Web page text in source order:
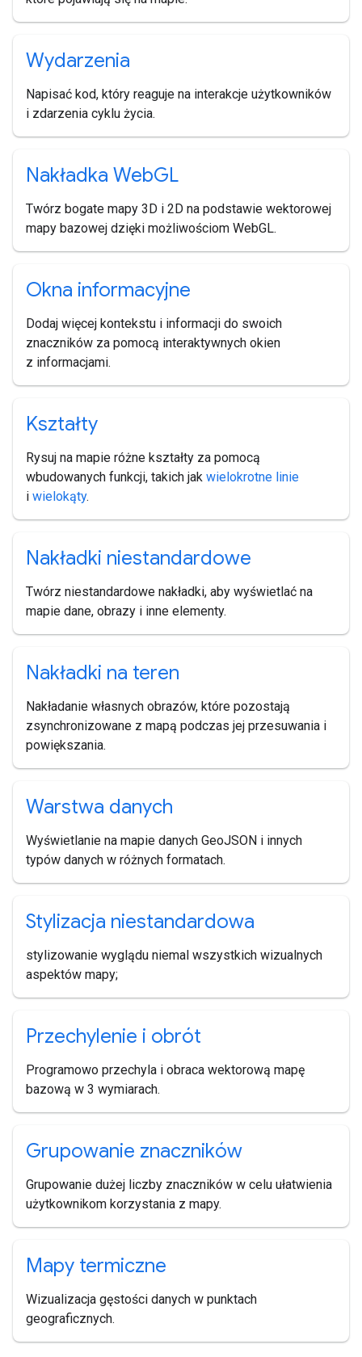
Wydarzenia
Napisać kod, który reaguje na interakcje użytkowników
i zdarzenia cyklu życia.
Nakładka WebGL
Twórz bogate mapy 3D i 2D na podstawie wektorowej
mapy bazowej dzięki możliwościom WebGL.
Okna informacyjne
Dodaj więcej kontekstu i informacji do swoich
znaczników za pomocą interaktywnych okien
z informacjami.
Kształty
Rysuj na mapie różne kształty za pomocą
wbudowanych funkcji, takich jak wielokrotne linie
i wielokąty.
Nakładki niestandardowe
Twórz niestandardowe nakładki, aby wyświetlać na
mapie dane, obrazy i inne elementy.
Nakładki na teren
Nakładanie własnych obrazów, które pozostają
zsynchronizowane z mapą podczas jej przesuwania i
powiększania.
Warstwa danych
Wyświetlanie na mapie danych GeoJSON i innych
typów danych w różnych formatach.
Stylizacja niestandardowa
stylizowanie wyglądu niemal wszystkich wizualnych
aspektów mapy;
Przechylenie i obrót
Programowo przechyla i obraca wektorową mapę
bazową w 3 wymiarach.
Grupowanie znaczników
Grupowanie dużej liczby znaczników w celu ułatwienia
użytkownikom korzystania z mapy.
Mapy termiczne
Wizualizacja gęstości danych w punktach
geograficznych.